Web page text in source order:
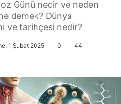
Günü nedir ve neden
demek? Dünya
ve tarihçesi nedir?
1 Şubat 2025 0 44